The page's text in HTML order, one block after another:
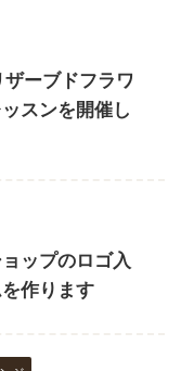
ーブドフラワ
スンを開催し
ップのロゴ入
作ります